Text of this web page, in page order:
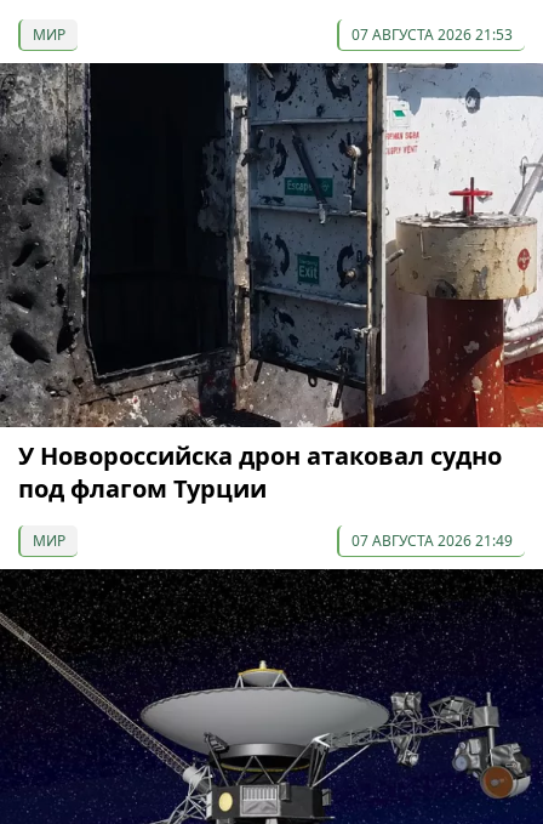
МИР 07 АВГУСТА 2026 21:53
У Новороссийска дрон атаковал судно
под флагом Турции
МИР 07 АВГУСТА 2026 21:49